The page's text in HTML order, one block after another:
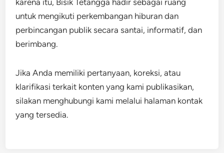
karena itu, Bisik Tetangga hadir sebagai ruang
untuk mengikuti perkembangan hiburan dan
perbincangan publik secara santai, informatif, dan
berimbang.
Jika Anda memiliki pertanyaan, koreksi, atau
klarifikasi terkait konten yang kami publikasikan,
silakan menghubungi kami melalui halaman kontak
yang tersedia.